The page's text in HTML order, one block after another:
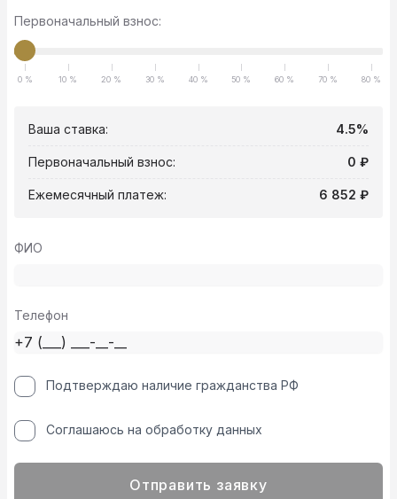
Первоначальный взнос:
0 % 10 % 20 % 30 % 40 % 50 % 60 % 70 % 80 %
Ваша ставка: 4.5%
Первоначальный взнос: 0 ₽
Ежемесячный платеж: 6 852 ₽
ФИО
Телефон
Подтверждаю наличие гражданства РФ
Соглашаюсь на обработку данных
Отправить заявку